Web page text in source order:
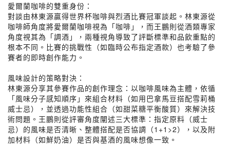
愛爾蘭咖啡的雙重身份：
對談由林東源贏得世界杯咖啡與烈酒比賽冠軍談起。林東源從
咖啡師角度將愛爾蘭咖啡視為「咖啡」，而王鵬則從酒類專家
角度視其為「調酒」，兩種視角導致了評斷標準和品飲重點的
根本不同。比賽的挑戰性（如臨時公布指定酒款）也考驗了參
賽者的即時創作能力。
風味設計的策略對決：
林東源分享其參賽作品的創作理念：以咖啡風味為主體，依循
「風味分子感知順序」來組合材料（如用巴拿馬豆搭配雪莉桶
威士忌），並透過功能性組合（如甜菜糖平衡酸質）來解決技
術問題。王鵬則從評審角度闡述三大標準：指定原料（威士
忌）的風味是否清晰、整體搭配是否協調（1+1>2），以及附
加材料（如鮮奶油）是否與基酒的風味想像一致。